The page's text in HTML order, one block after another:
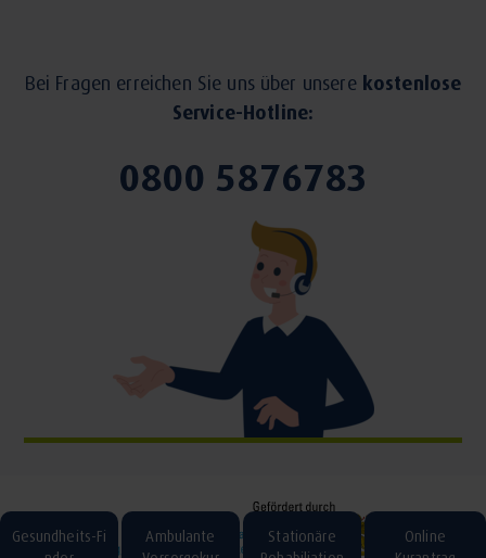
Gesundheits-Fi
Ambulante
Stationäre
Online
Bei Fragen erreichen Sie uns über unsere kostenlose
Service-Hotline:
0800 5876783